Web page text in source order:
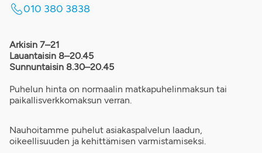
010 380 3838
Arkisin 7–21
Lauantaisin 8–20.45
Sunnuntaisin 8.30–20.45
Puhelun hinta on normaalin matkapuhelinmaksun tai
paikallisverkkomaksun verran.
Nauhoitamme puhelut asiakaspalvelun laadun,
oikeellisuuden ja kehittämisen varmistamiseksi.